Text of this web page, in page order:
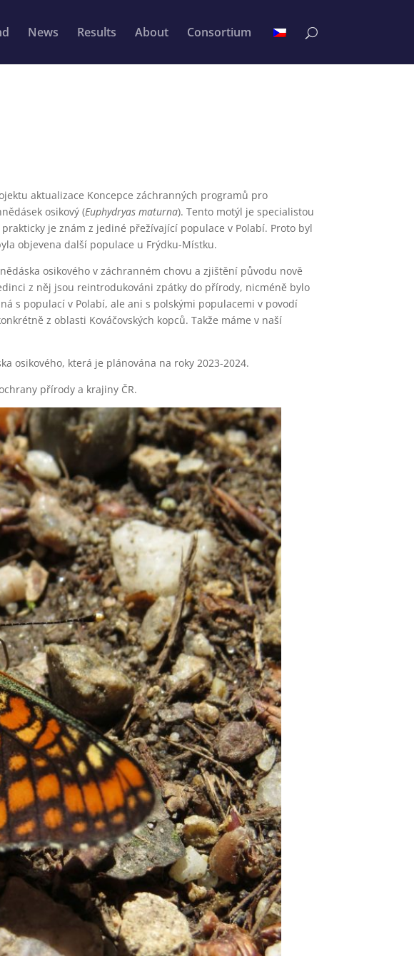
News Results About Consortium
aktualizace Koncepce záchranných programů pro
osikový (Euphydryas maturna). Tento motýl je specialistou
je znám z jediné přežívající populace v Polabí. Proto byl
objevena další populace u Frýdku-Místku.
osikového v záchranném chovu a zjištění původu nově
z něj jsou reintrodukováni zpátky do přírody, nicméně bylo
s populací v Polabí, ale ani s polskými populacemi v povodí
z oblasti Kováčovských kopců. Takže máme v naší
osikového, která je plánována na roky 2023-2024.
přírody a krajiny ČR.